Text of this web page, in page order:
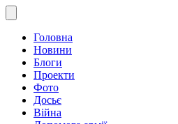
Головна
Новини
Блоги
Проекти
Фото
Досьє
Війна